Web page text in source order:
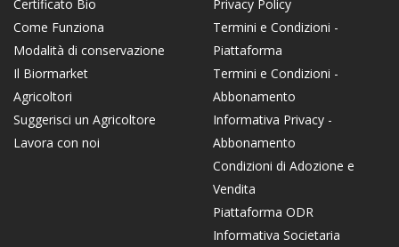
Certificato Bio
Come Funziona
Modalità di conservazione
Il Biormarket
Agricoltori
Suggerisci un Agricoltore
Lavora con noi
Privacy Policy
Termini e Condizioni -
Piattaforma
Termini e Condizioni -
Abbonamento
Informativa Privacy -
Abbonamento
Condizioni di Adozione e
Vendita
Piattaforma ODR
Informativa Societaria